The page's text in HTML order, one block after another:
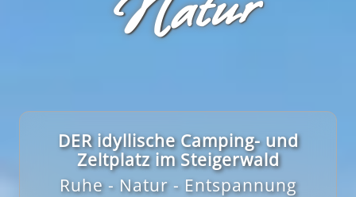
DER idyllische Camping- und
Zeltplatz im Steigerwald
Ruhe - Natur - Entspannung